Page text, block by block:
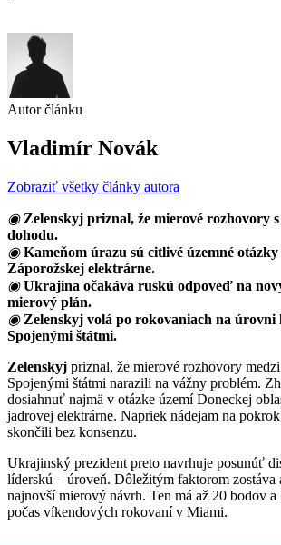
Autor článku
Vladimír Novák
Zobraziť všetky články autora
◉ Zelenskyj priznal, že mierové rozhovory
dohodu.
◉ Kameňom úrazu sú citlivé územné otázky
Záporožskej elektrárne.
◉ Ukrajina očakáva ruskú odpoveď na
mierový plán.
◉ Zelenskyj volá po rokovaniach na úrovni
Spojenými štátmi.
Zelenskyj priznal, že mierové rozhovory
Spojenými štátmi narazili na vážny problém.
dosiahnuť najmä v otázke území Doneckej
jadrovej elektrárne. Napriek nádejam na
skončili bez konsenzu.
Ukrajinský prezident preto navrhuje posunúť
líderskú – úroveň. Dôležitým faktorom zostáva
najnovší mierový návrh. Ten má až 20 bodov
počas víkendových rokovaní v Miami.